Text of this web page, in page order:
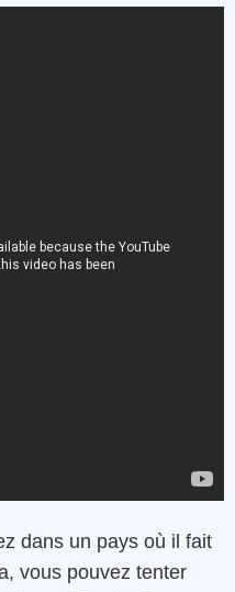
dans un pays où il fait
vous pouvez tenter